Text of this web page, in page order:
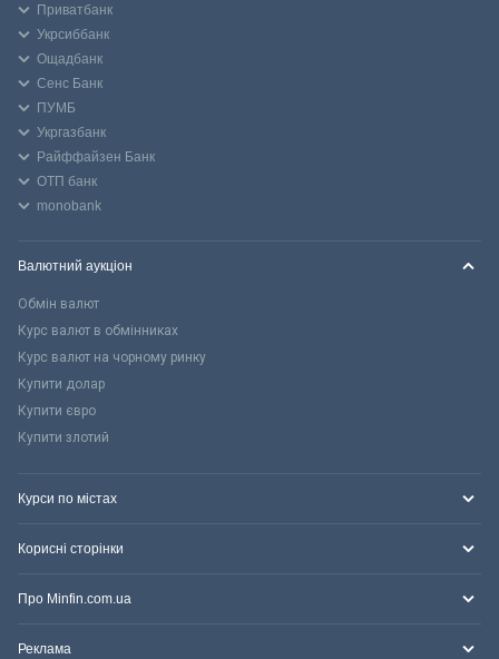
Приватбанк
Укрсиббанк
Ощадбанк
Сенс Банк
ПУМБ
Укргазбанк
Райффайзен Банк
ОТП банк
monobank
Валютний аукціон
Обмін валют
Курс валют в обмінниках
Курс валют на чорному ринку
Купити долар
Купити євро
Купити злотий
Курси по містах
Корисні сторінки
Про Minfin.com.ua
Реклама